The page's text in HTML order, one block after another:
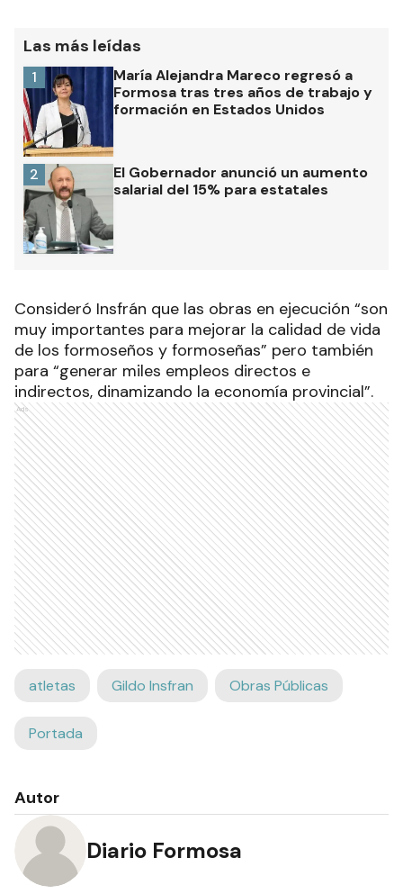
Las más leídas
María Alejandra Mareco regresó a
Formosa tras tres años de trabajo y
formación en Estados Unidos
1
El Gobernador anunció un aumento
salarial del 15% para estatales
2
Consideró Insfrán que las obras en ejecución “son
muy importantes para mejorar la calidad de vida
de los formoseños y formoseñas” pero también
para “generar miles empleos directos e
indirectos, dinamizando la economía provincial”.
Ads
atletas Gildo Insfran Obras Públicas
Portada
Autor
Diario Formosa